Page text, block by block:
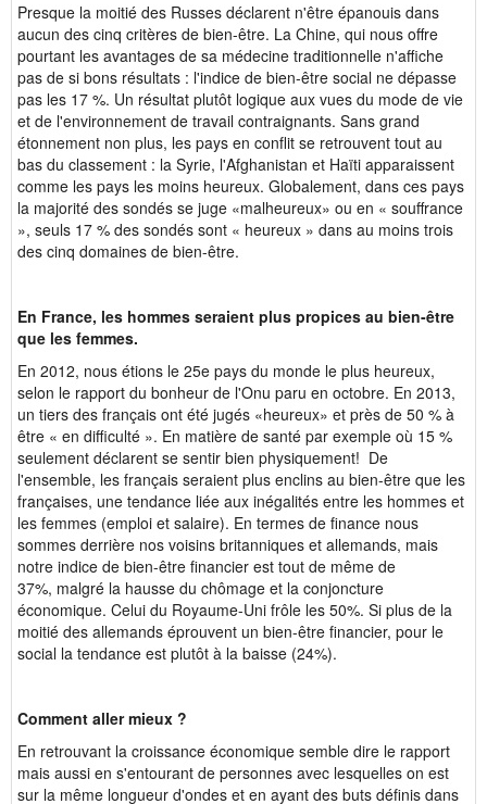
Presque la moitié des Russes déclarent n'être épanouis dans
aucun des cinq critères de bien-être. La Chine, qui nous offre
pourtant les avantages de sa médecine traditionnelle n'affiche
pas de si bons résultats : l'indice de bien-être social ne dépasse
pas les 17 %. Un résultat plutôt logique aux vues du mode de vie
et de l'environnement de travail contraignants. Sans grand
étonnement non plus, les pays en conflit se retrouvent tout au
bas du classement : la Syrie, l'Afghanistan et Haïti apparaissent
comme les pays les moins heureux. Globalement, dans ces pays
la majorité des sondés se juge «malheureux» ou en « souffrance
», seuls 17 % des sondés sont « heureux » dans au moins trois
des cinq domaines de bien-être.
En France, les hommes seraient plus propices au bien-être
que les femmes.
En 2012, nous étions le 25e pays du monde le plus heureux,
selon le rapport du bonheur de l'Onu paru en octobre. En 2013,
un tiers des français ont été jugés «heureux» et près de 50 % à
être « en difficulté ». En matière de santé par exemple où 15 %
seulement déclarent se sentir bien physiquement! De
l'ensemble, les français seraient plus enclins au bien-être que les
françaises, une tendance liée aux inégalités entre les hommes et
les femmes (emploi et salaire). En termes de finance nous
sommes derrière nos voisins britanniques et allemands, mais
notre indice de bien-être financier est tout de même de
37%, malgré la hausse du chômage et la conjoncture
économique. Celui du Royaume-Uni frôle les 50%. Si plus de la
moitié des allemands éprouvent un bien-être financier, pour le
social la tendance est plutôt à la baisse (24%).
Comment aller mieux ?
En retrouvant la croissance économique semble dire le rapport
mais aussi en s'entourant de personnes avec lesquelles on est
sur la même longueur d'ondes et en ayant des buts définis dans